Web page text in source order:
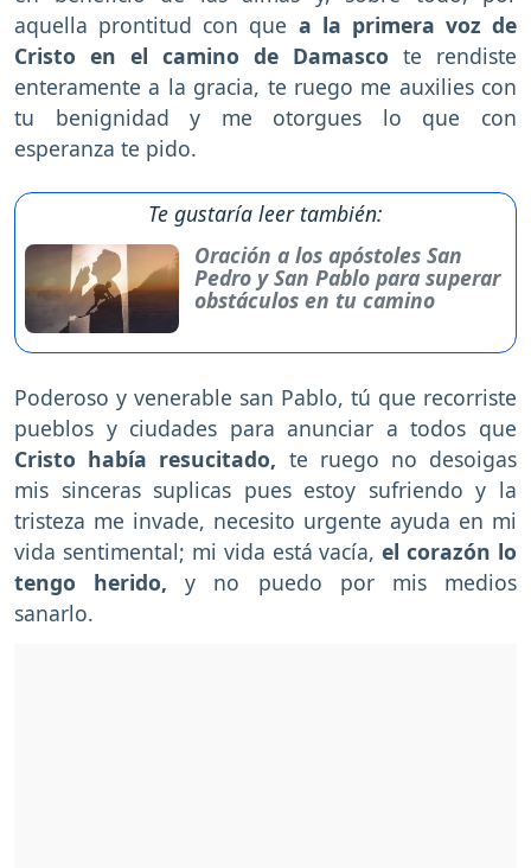
aquella prontitud con que a la primera voz de
Cristo en el camino de Damasco te rendiste
enteramente a la gracia, te ruego me auxilies con
tu benignidad y me otorgues lo que con
esperanza te pido.
Te gustaría leer también:
Oración a los apóstoles San
Pedro y San Pablo para superar
obstáculos en tu camino
Poderoso y venerable san Pablo, tú que recorriste
pueblos y ciudades para anunciar a todos que
Cristo había resucitado, te ruego no desoigas
mis sinceras suplicas pues estoy sufriendo y la
tristeza me invade, necesito urgente ayuda en mi
vida sentimental; mi vida está vacía,el corazón lo
tengo herido, y no puedo por mis medios
sanarlo.